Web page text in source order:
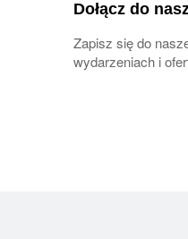
Dołącz do
Zapisz się do
wydarzeniach i